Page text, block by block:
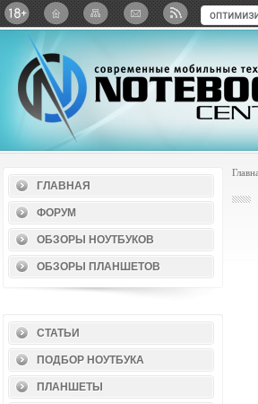
Twitter ВКонтакте
ГЛАВНАЯ
ФОРУМ
ОБЗОРЫ НОУТБУКОВ
ОБЗОРЫ ПЛАНШЕТОВ
СТАТЬИ
ПОДБОР НОУТБУКА
ПЛАНШЕТЫ